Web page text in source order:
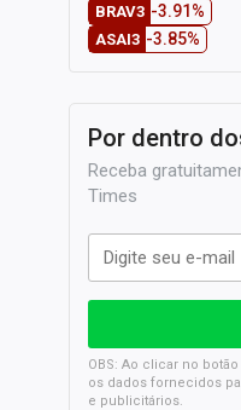
BRAV3 -3.91%
ASAI3 -3.85%
Por dentro
Receba
Times
OBS: Ao clicar no
os dados fornecidos
e publicitários.